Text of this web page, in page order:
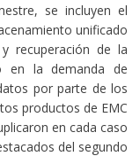
se incluyen el
unificado
recuperación de la
en la demanda de
por parte de los
productos de EMC
en cada caso
del segundo